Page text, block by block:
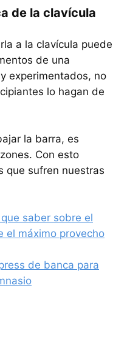
de la clavícula
a la clavícula puede
de una
experimentados, no
lo hagan de
la barra, es
Con esto
que sufren nuestras
saber sobre el
el máximo provecho
de banca para